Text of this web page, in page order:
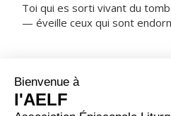
Toi qui es sorti vivant du
— éveille ceux qui sont
ORAISON